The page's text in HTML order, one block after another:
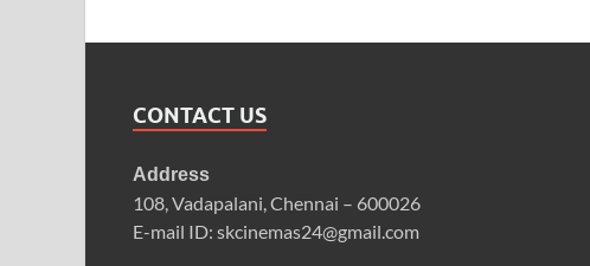
CONTACT US
Address
108, Vadapalani, Chennai – 600026
E-mail ID: skcinemas24@gmail.com